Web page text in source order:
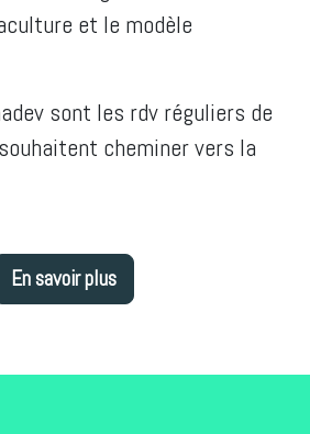
et le modèle
sont les rdv réguliers de
cheminer vers la
En savoir plus